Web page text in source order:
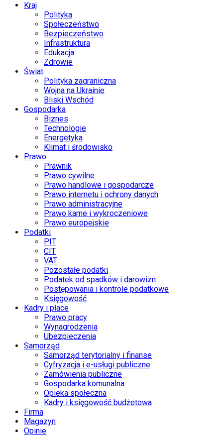
Kraj
Polityka
Społeczeństwo
Bezpieczeństwo
Infrastruktura
Edukacja
Zdrowie
Świat
Polityka zagraniczna
Wojna na Ukrainie
Bliski Wschód
Gospodarka
Biznes
Technologie
Energetyka
Klimat i środowisko
Prawo
Prawnik
Prawo cywilne
Prawo handlowe i gospodarcze
Prawo internetu i ochrony danych
Prawo administracyjne
Prawo karne i wykroczeniowe
Prawo europejskie
Podatki
PIT
CIT
VAT
Pozostałe podatki
Podatek od spadków i darowizn
Postępowania i kontrole podatkowe
Księgowość
Kadry i płace
Prawo pracy
Wynagrodzenia
Ubezpieczenia
Samorząd
Samorząd terytorialny i finanse
Cyfryzacja i e-usługi publiczne
Zamówienia publiczne
Gospodarka komunalna
Opieka społeczna
Kadry i księgowość budżetowa
Firma
Magazyn
Opinie